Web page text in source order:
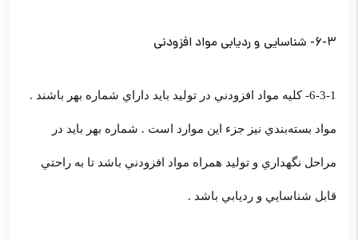
6-3- شناسايي و رديابي مواد افزودني
6-3-1- كليه مواد افزودني در توليد بايد داراي شماره بهر باشند .
مواد بسته‌بندي نيز جزء اين موارد است . شماره بهر بايد در
مراحل نگهداري و توليد همراه مواد افزودني باشد تا به راحتي
قابل شناسايي و رديابي باشد .